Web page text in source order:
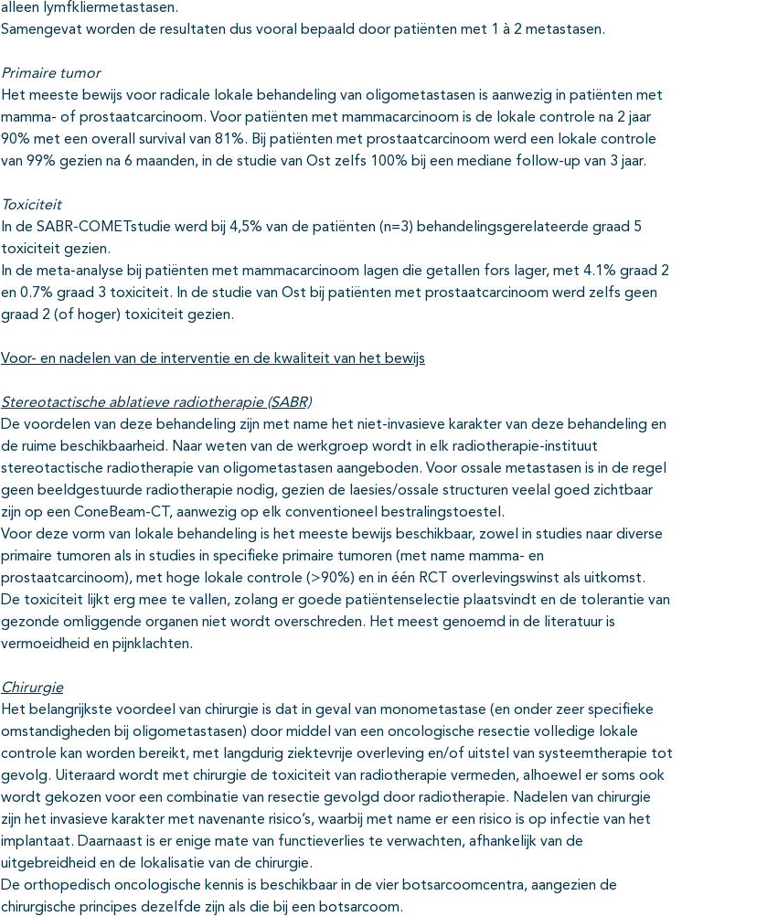
alleen lymfkliermetastasen.
Samengevat worden de resultaten dus vooral bepaald door patiënten met 1 à 2 metastasen.
Primaire tumor
Het meeste bewijs voor radicale lokale behandeling van oligometastasen is aanwezig in patiënten met
mamma- of prostaatcarcinoom. Voor patiënten met mammacarcinoom is de lokale controle na 2 jaar
90% met een overall survival van 81%. Bij patiënten met prostaatcarcinoom werd een lokale controle
van 99% gezien na 6 maanden, in de studie van Ost zelfs 100% bij een mediane follow-up van 3 jaar.
Toxiciteit
In de SABR-COMETstudie werd bij 4,5% van de patiënten (n=3) behandelingsgerelateerde graad 5
toxiciteit gezien.
In de meta-analyse bij patiënten met mammacarcinoom lagen die getallen fors lager, met 4.1% graad 2
en 0.7% graad 3 toxiciteit. In de studie van Ost bij patiënten met prostaatcarcinoom werd zelfs geen
graad 2 (of hoger) toxiciteit gezien.
Voor- en nadelen van de interventie en de kwaliteit van het bewijs
Stereotactische ablatieve radiotherapie (SABR)
De voordelen van deze behandeling zijn met name het niet-invasieve karakter van deze behandeling en
de ruime beschikbaarheid. Naar weten van de werkgroep wordt in elk radiotherapie-instituut
stereotactische radiotherapie van oligometastasen aangeboden. Voor ossale metastasen is in de regel
geen beeldgestuurde radiotherapie nodig, gezien de laesies/ossale structuren veelal goed zichtbaar
zijn op een ConeBeam-CT, aanwezig op elk conventioneel bestralingstoestel.
Voor deze vorm van lokale behandeling is het meeste bewijs beschikbaar, zowel in studies naar diverse
primaire tumoren als in studies in specifieke primaire tumoren (met name mamma- en
prostaatcarcinoom), met hoge lokale controle (>90%) en in één RCT overlevingswinst als uitkomst.
De toxiciteit lijkt erg mee te vallen, zolang er goede patiëntenselectie plaatsvindt en de tolerantie van
gezonde omliggende organen niet wordt overschreden. Het meest genoemd in de literatuur is
vermoeidheid en pijnklachten.
Chirurgie
Het belangrijkste voordeel van chirurgie is dat in geval van monometastase (en onder zeer specifieke
omstandigheden bij oligometastasen) door middel van een oncologische resectie volledige lokale
controle kan worden bereikt, met langdurig ziektevrije overleving en/of uitstel van systeemtherapie tot
gevolg. Uiteraard wordt met chirurgie de toxiciteit van radiotherapie vermeden, alhoewel er soms ook
wordt gekozen voor een combinatie van resectie gevolgd door radiotherapie. Nadelen van chirurgie
zijn het invasieve karakter met navenante risico’s, waarbij met name er een risico is op infectie van het
implantaat. Daarnaast is er enige mate van functieverlies te verwachten, afhankelijk van de
uitgebreidheid en de lokalisatie van de chirurgie.
De orthopedisch oncologische kennis is beschikbaar in de vier botsarcoomcentra, aangezien de
chirurgische principes dezelfde zijn als die bij een botsarcoom.